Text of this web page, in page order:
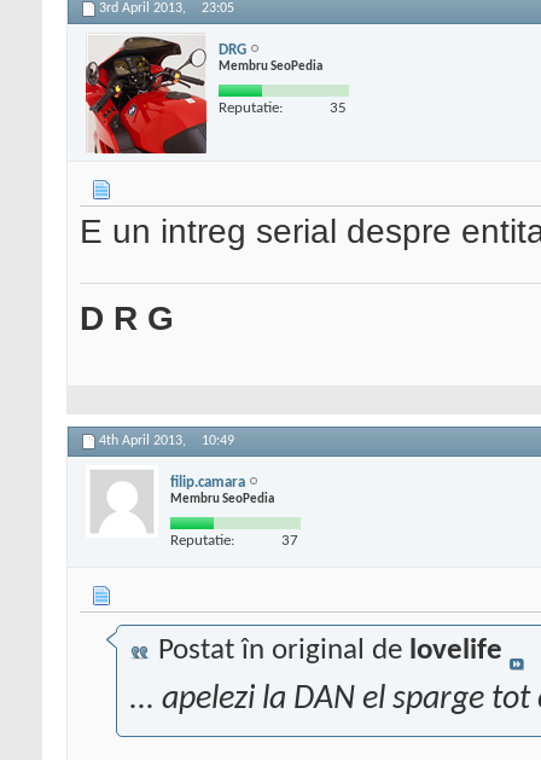
3rd April 2013, 23:05
DRG
Membru SeoPedia
Reputatie: 35
E un intreg serial despre
D R G
4th April 2013, 10:49
filip.camara
Membru SeoPedia
Reputatie: 37
Postat în original de lovelife
... apelezi la DAN el sparge tot